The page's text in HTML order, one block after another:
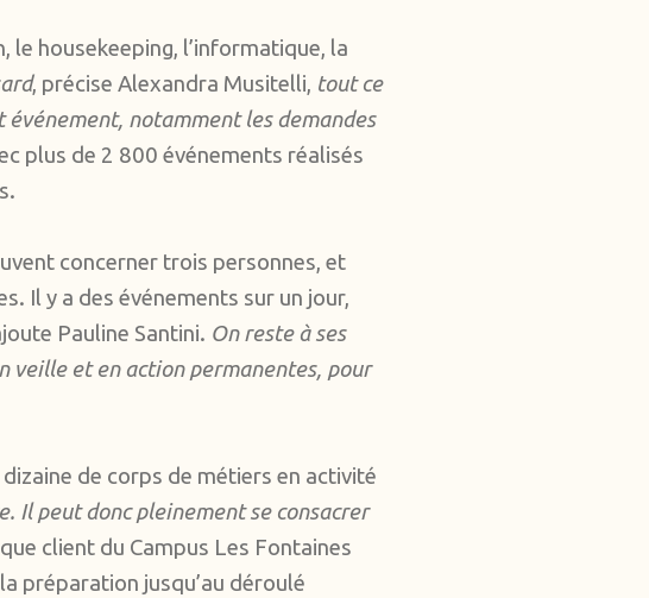
housekeeping, l’informatique, la
, précise Alexandra Musitelli, tout ce
notamment les demandes
plus de 2 800 événements réalisés
concerner trois personnes, et
Il y a des événements sur un jour,
Pauline Santini. On reste à ses
veille et en action permanentes, pour
de corps de métiers en activité
Il peut donc pleinement se consacrer
client du Campus Les Fontaines
préparation jusqu’au déroulé